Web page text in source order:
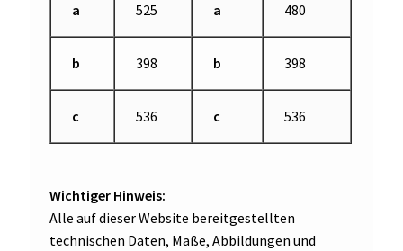
a 525 a 480
b 398 b 398
c 536 c 536
Wichtiger Hinweis:
Alle auf dieser Website bereitgestellten
technischen Daten, Maße, Abbildungen und